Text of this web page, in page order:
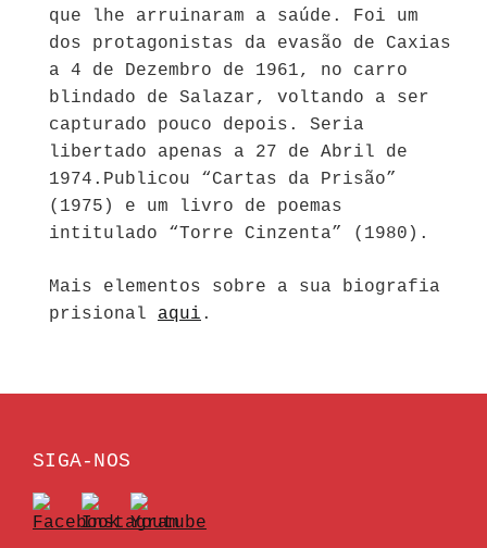
que lhe arruinaram a saúde. Foi um
dos protagonistas da evasão de Caxias
a 4 de Dezembro de 1961, no carro
blindado de Salazar, voltando a ser
capturado pouco depois. Seria
libertado apenas a 27 de Abril de
1974.Publicou “Cartas da Prisão”
(1975) e um livro de poemas
intitulado “Torre Cinzenta” (1980).
Mais elementos sobre a sua biografia
prisional aqui .
SIGA-NOS